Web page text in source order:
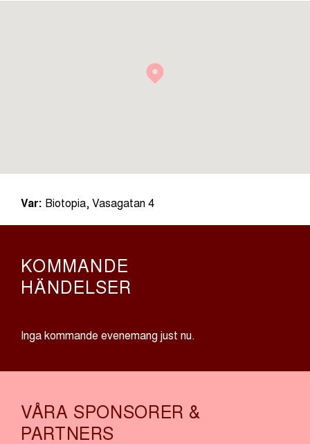
Var: Biotopia, Vasagatan 4
KOMMANDE
HÄNDELSER
Inga kommande evenemang just nu.
VÅRA SPONSORER &
PARTNERS